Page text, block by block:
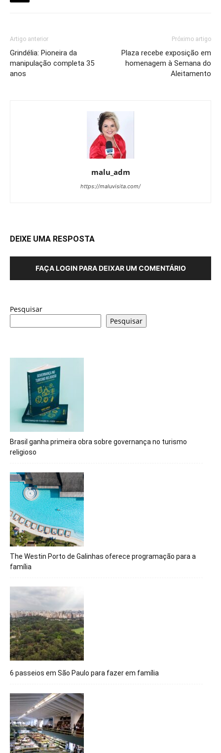
Artigo anterior
Grindélia: Pioneira da
manipulação completa 35
anos
Próximo artigo
Plaza recebe exposição em
homenagem à Semana do
Aleitamento
malu_adm
https://maluvisita.com/
DEIXE UMA RESPOSTA
FAÇA LOGIN PARA DEIXAR UM COMENTÁRIO
Pesquisar
Pesquisar
Brasil ganha primeira obra sobre governança no turismo
religioso
The Westin Porto de Galinhas oferece programação para a
família
6 passeios em São Paulo para fazer em família